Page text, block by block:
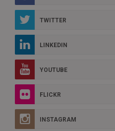
TWITTER
LINKEDIN
YOUTUBE
FLICKR
INSTAGRAM